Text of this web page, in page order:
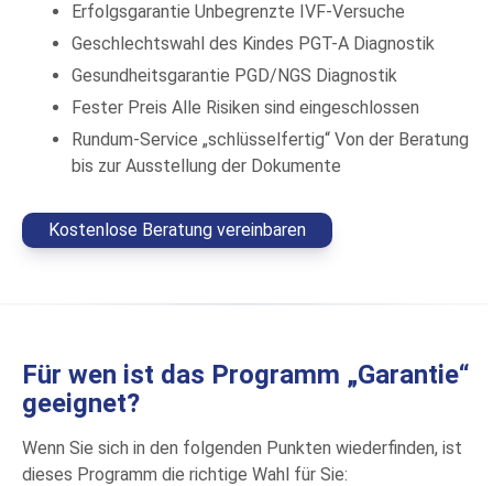
Erfolgsgarantie Unbegrenzte IVF-Versuche
Geschlechtswahl des Kindes PGT-A Diagnostik
Gesundheitsgarantie PGD/NGS Diagnostik
Fester Preis Alle Risiken sind eingeschlossen
Rundum-Service „schlüsselfertig“ Von der Beratung
bis zur Ausstellung der Dokumente
Kostenlose Beratung vereinbaren
Für wen ist das Programm „Garantie“
geeignet?
Wenn Sie sich in den folgenden Punkten wiederfinden, ist
dieses Programm die richtige Wahl für Sie: